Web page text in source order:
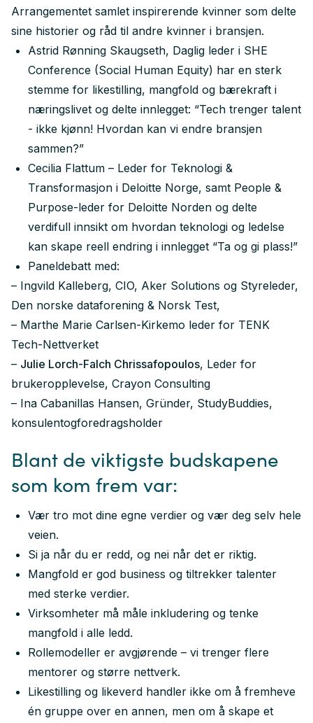
Arrangementet samlet inspirerende kvinner som delte
sine historier og råd til andre kvinner i bransjen.
Astrid Rønning Skaugseth, Daglig leder i SHE
Conference (Social Human Equity) har en sterk
stemme for likestilling, mangfold og bærekraft i
næringslivet og delte innlegget: “Tech trenger talent
- ikke kjønn! Hvordan kan vi endre bransjen
sammen?”
Cecilia Flattum – Leder for Teknologi &
Transformasjon i Deloitte Norge, samt People &
Purpose-leder for Deloitte Norden og delte
verdifull innsikt om hvordan teknologi og ledelse
kan skape reell endring i innlegget “Ta og gi plass!”
Paneldebatt med:
– Ingvild Kalleberg, CIO, Aker Solutions og Styreleder,
Den norske dataforening & Norsk Test,
– Marthe Marie Carlsen-Kirkemo leder for TENK
Tech-Nettverket
– Julie Lorch-Falch Chrissafopoulos, Leder for
brukeropplevelse, Crayon Consulting
– Ina Cabanillas Hansen, Gründer, StudyBuddies,
konsulentogforedragsholder
Blant de viktigste budskapene
som kom frem var:
Vær tro mot dine egne verdier og vær deg selv hele
veien.
Si ja når du er redd, og nei når det er riktig.
Mangfold er god business og tiltrekker talenter
med sterke verdier.
Virksomheter må måle inkludering og tenke
mangfold i alle ledd.
Rollemodeller er avgjørende – vi trenger flere
mentorer og større nettverk.
Likestilling og likeverd handler ikke om å fremheve
én gruppe over en annen, men om å skape et